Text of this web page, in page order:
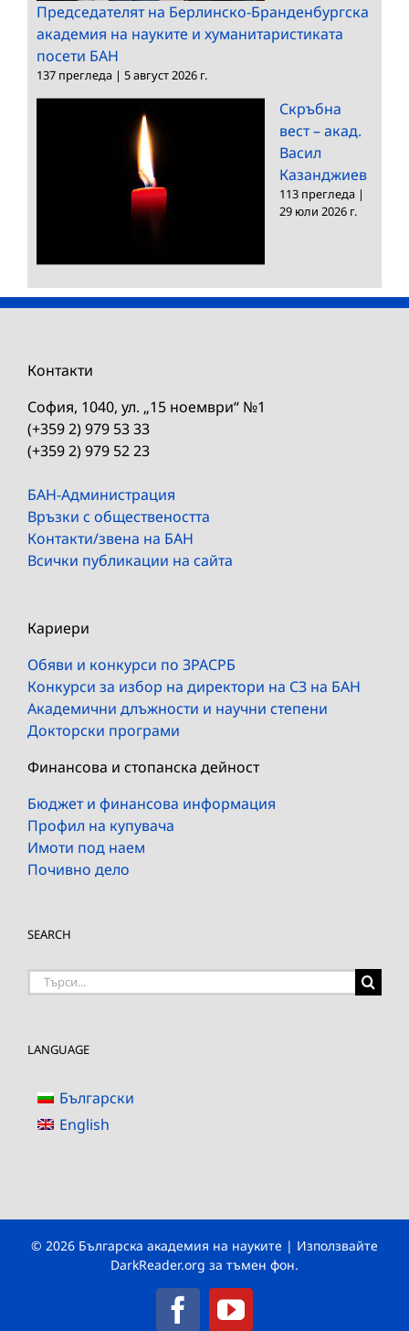
Председателят на Берлинско-Бранденбургска
академия на науките и хуманитаристиката
посети БАН
137 прегледа | 5 август 2026 г.
Скръбна
вест – акад.
Васил
Казанджиев
113 прегледа |
29 юли 2026 г.
Контакти
София, 1040, ул. „15 ноември“ №1
(+359 2) 979 53 33
(+359 2) 979 52 23
БАН-Администрация
Връзки с обществеността
Контакти/звена на БАН
Всички публикации на сайта
Кариери
Обяви и конкурси по ЗРАСРБ
Конкурси за избор на директори на СЗ на БАН
Академични длъжности и научни степени
Докторски програми
Финансова и стопанска дейност
Бюджет и финансова информация
Профил на купувача
Имоти под наем
Почивно дело
SEARCH
Търсене
LANGUAGE
Български
English
© 2026 Българска академия на науките | Използвайте
DarkReader.org за тъмен фон.
FacebookYouTube